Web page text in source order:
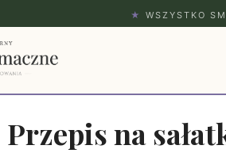
★ WSZYSTKO
Przepis na